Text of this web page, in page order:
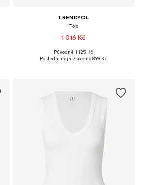
TRENDYOL
Top
1 016 Kč
Dostupné velikosti: XS, S, M, XL
Původně: 1 129 Kč
Poslední nejnižší cena:899 Kč